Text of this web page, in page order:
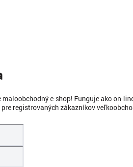
maloobchodný e-shop! Funguje ako on-
registrovaných zákazníkov